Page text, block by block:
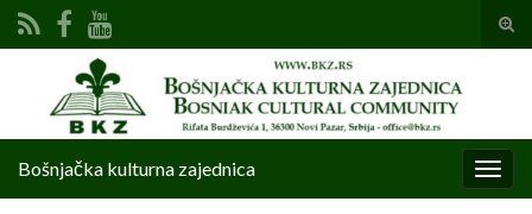
Bošnjačka kulturna zajednica